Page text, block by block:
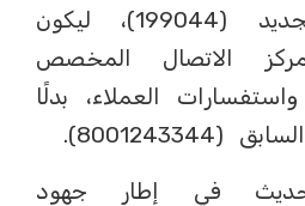
الرقم الموحد الجديد (199044)، ليكون
الاتصال المخصص
العملاء، بدلًا
في إطار جهود